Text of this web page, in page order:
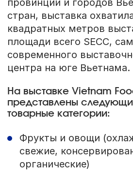
провинций и городов
стран, выставка
квадратных метров
площади всего SECC,
современного
центра на юге Вьетнама.
На выставке Vietnam
представлены
товарные категории:
Фрукты и овощи
свежие,
органические)